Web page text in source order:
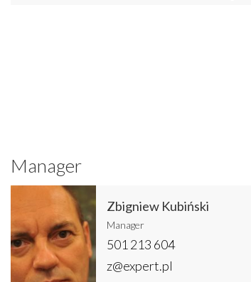
Manager
Zbigniew Kubiński
Manager
501 213 604
z@expert.pl